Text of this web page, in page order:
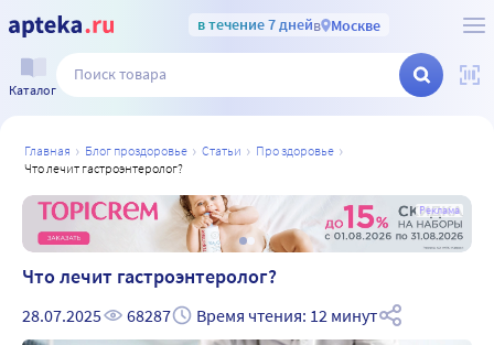
в течение 7 днейв Москве
Каталог
главная блог проздоровье статьи
про здоровье
что лечит гастроэнтеролог?
Реклама
Что лечит гастроэнтеролог?
28.07.2025 68287 Время чтения: 12 минут